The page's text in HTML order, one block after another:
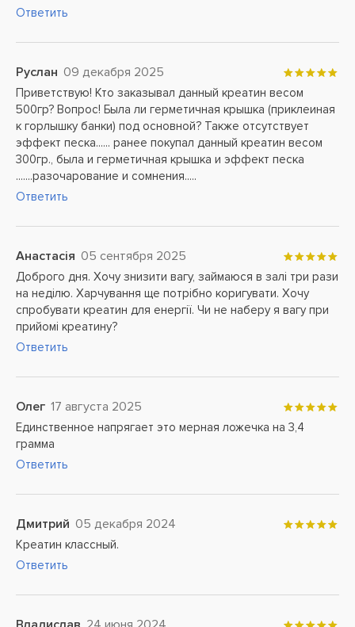
Ответить
Руслан 09 декабря 2025
Приветствую! Кто заказывал данный креатин весом
500гр? Вопрос! Была ли герметичная крышка (приклеиная
к горлышку банки) под основной? Также отсутствует
эффект песка...... ранее покупал данный креатин весом
300гр., была и герметичная крышка и эффект песка
.......разочарование и сомнения.....
Ответить
Анастасія 05 сентября 2025
Доброго дня. Хочу знизити вагу, займаюся в залі три рази
на неділю. Харчування ще потрібно коригувати. Хочу
спробувати креатин для енергії. Чи не наберу я вагу при
прийомі креатину?
Ответить
Олег 17 августа 2025
Единственное напрягает это мерная ложечка на 3,4
грамма
Ответить
Дмитрий 05 декабря 2024
Креатин классный.
Ответить